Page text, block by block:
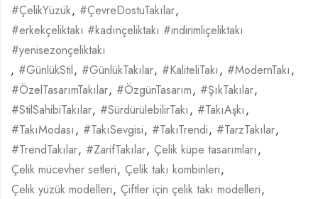
#ÇelikYüzük, #ÇevreDostuTakılar,
#erkekçeliktakı #kadınçeliktakı #indirimliçeliktakı
#yenisezonçeliktakı
, #GünlükStil, #GünlükTakılar, #KaliteliTakı, #ModernTakı,
#ÖzelTasarımTakılar, #ÖzgünTasarım, #ŞıkTakılar,
#StilSahibiTakılar, #SürdürülebilirTakı, #TakıAşkı,
#TakıModası, #TakıSevgisi, #TakıTrendi, #TarzTakılar,
#TrendTakılar, #ZarifTakılar, Çelik küpe tasarımları,
Çelik mücevher setleri, Çelik takı kombinleri,
Çelik yüzük modelleri, Çiftler için çelik takı modelleri,